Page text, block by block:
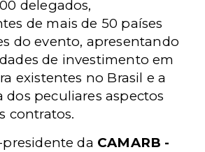
delegados,
de mais de 50 países
do evento, apresentando
de investimento em
existentes no Brasil e a
peculiares aspectos
contratos.
da CAMARB -